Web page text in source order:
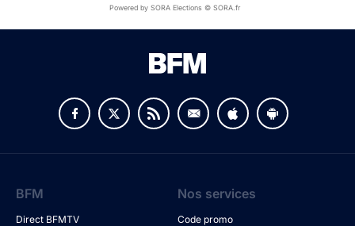
Powered by SORA Elections © SORA.fr
BFM
Direct BFMTV
Nos services
Code promo